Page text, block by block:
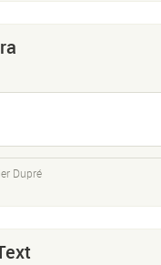
Dupré